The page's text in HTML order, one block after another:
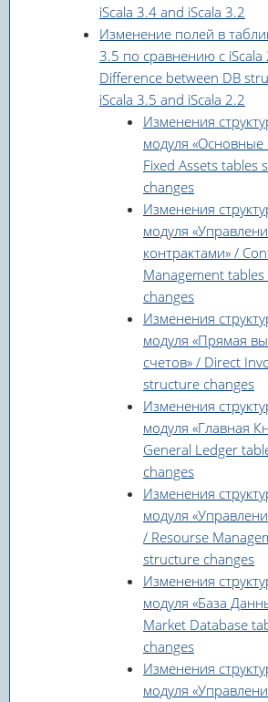
iScala 3.4 and iScala 3.2
Изменение полей в
3.5 по сравнению с iScala
Difference between DB
iScala 3.5 and iScala 2.2
Изменения
модуля «Основные
Fixed Assets tables
changes
Изменения
модуля
контрактами» /
Management
changes
Изменения
модуля «Прямая
счетов» / Direct
structure changes
Изменения
модуля «Главная
General Ledger
changes
Изменения
модуля
/ Resourse
structure changes
Изменения
модуля «База
Market Database
changes
Изменения
модуля